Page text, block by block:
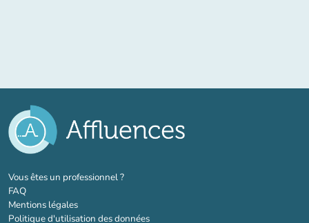
Vous êtes un professionnel ?(nouvel onglet)
FAQ
Mentions légales
Politique d'utilisation des données